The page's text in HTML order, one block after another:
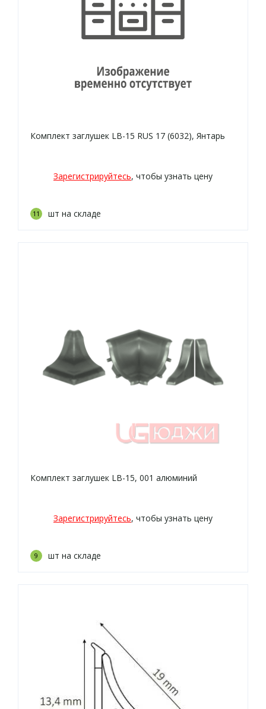
Комплект заглушек LB-15 RUS 17 (6032), Янтарь
Зарегистрируйтесь, чтобы узнать цену
11 шт на складе
Комплект заглушек LB-15, 001 алюминий
Зарегистрируйтесь, чтобы узнать цену
9 шт на складе